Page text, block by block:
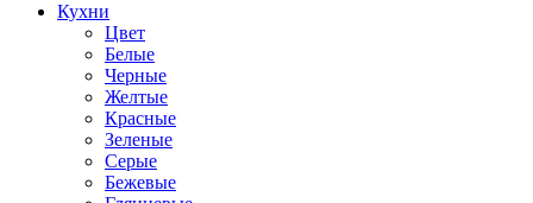
Кухни
Цвет
Белые
Черные
Желтые
Красные
Зеленые
Серые
Бежевые